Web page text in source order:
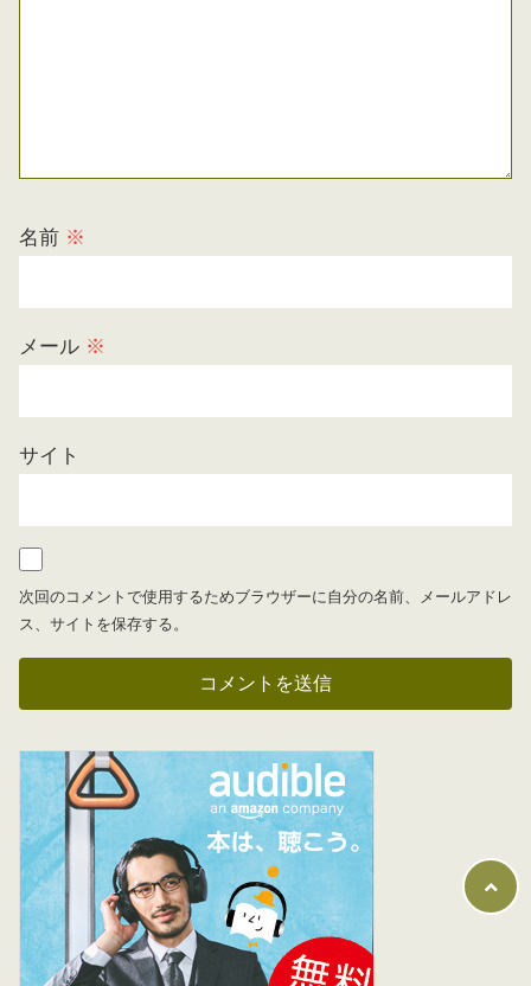
名前 ※
メール ※
サイト
次回のコメントで使用するためブラウザーに自分の名前、メールアドレ
ス、サイトを保存する。